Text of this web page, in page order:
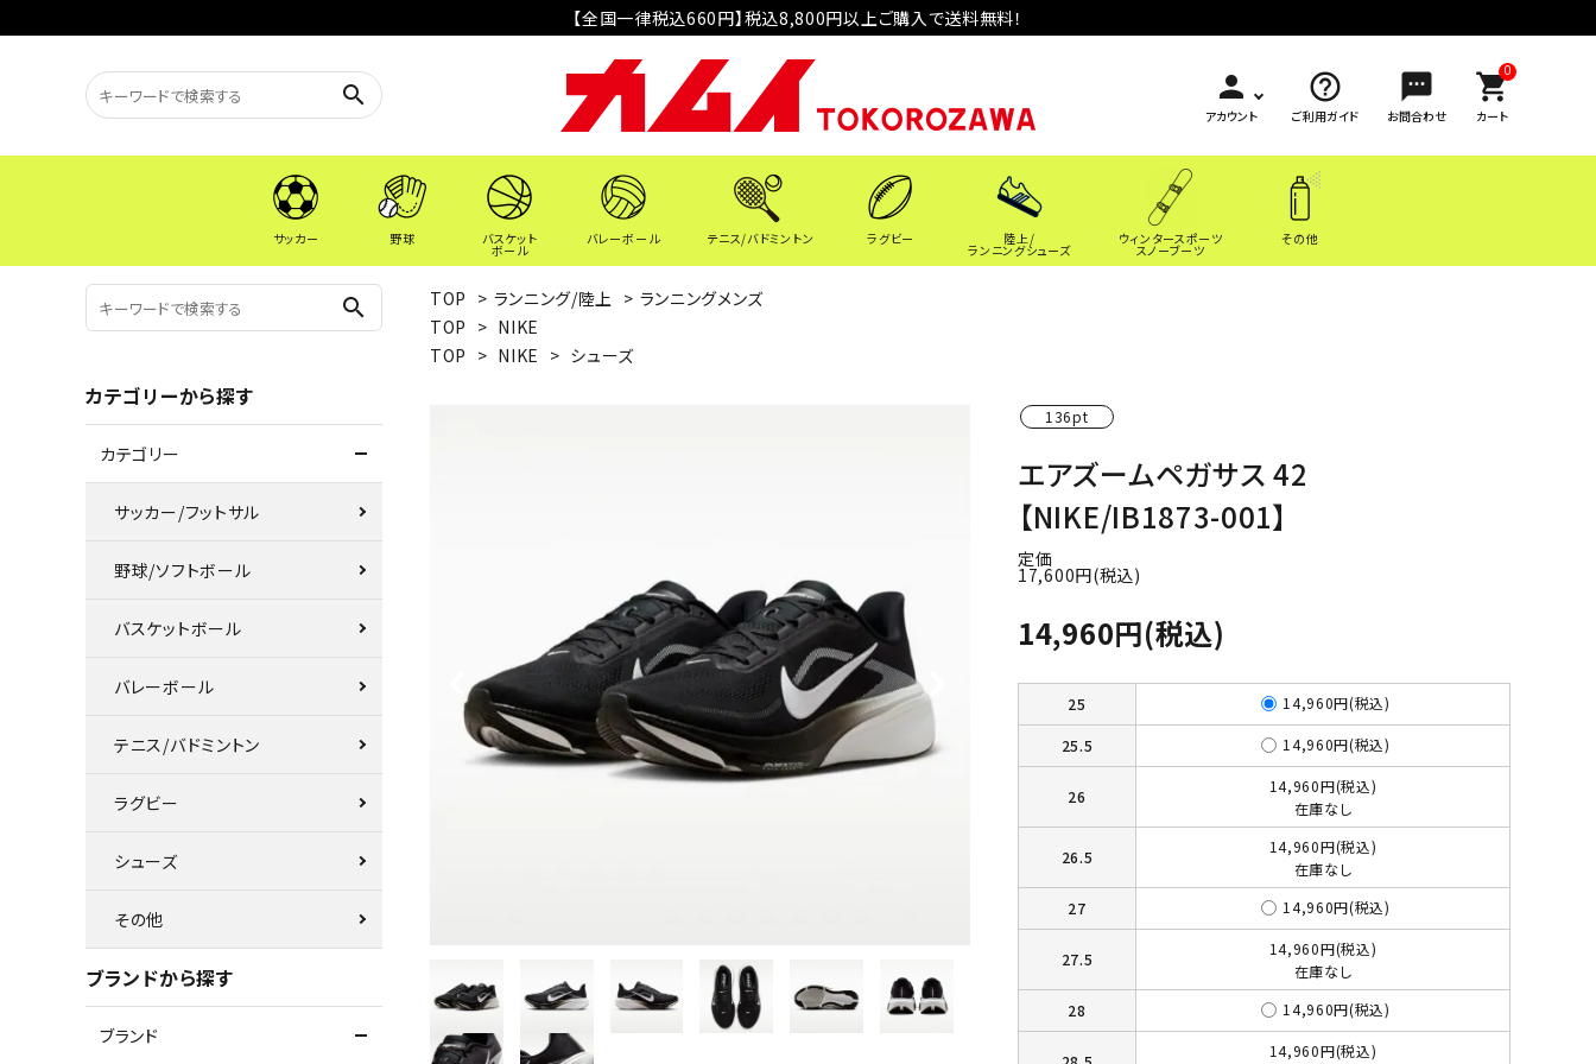
【全国一律税込660円】税込8,800円以上ご購入で送料無料！
search person
アカウント
help_outline
ご利用ガイド
sms
お問合わせ
0
shopping_cart
カート
サッカー 野球 バスケット
ボール
バレーボール テニス/バドミントン ラグビー 陸上/
ランニングシューズ
ウィンタースポーツ
スノーブーツ
その他
TOP > ランニング/陸上 > ランニングメンズ
TOP > NIKE
TOP > NIKE > シューズ
136pt
エアズームペガサス 42
【NIKE/IB1873-001】
定価
17,600円(税込)
14,960円(税込)
25 14,960円(税込)
25.5 14,960円(税込)
26
14,960円(税込)
在庫なし
26.5
14,960円(税込)
在庫なし
27
14,960円(税込)
27.5
14,960円(税込)
在庫なし
28
14,960円(税込)
14,960円(税込)
search
カテゴリーから探す
カテゴリー
サッカー/フットサル
野球/ソフトボール
バスケットボール
バレーボール
テニス/バドミントン
ラグビー
シューズ
その他
ブランドから探す
ブランド